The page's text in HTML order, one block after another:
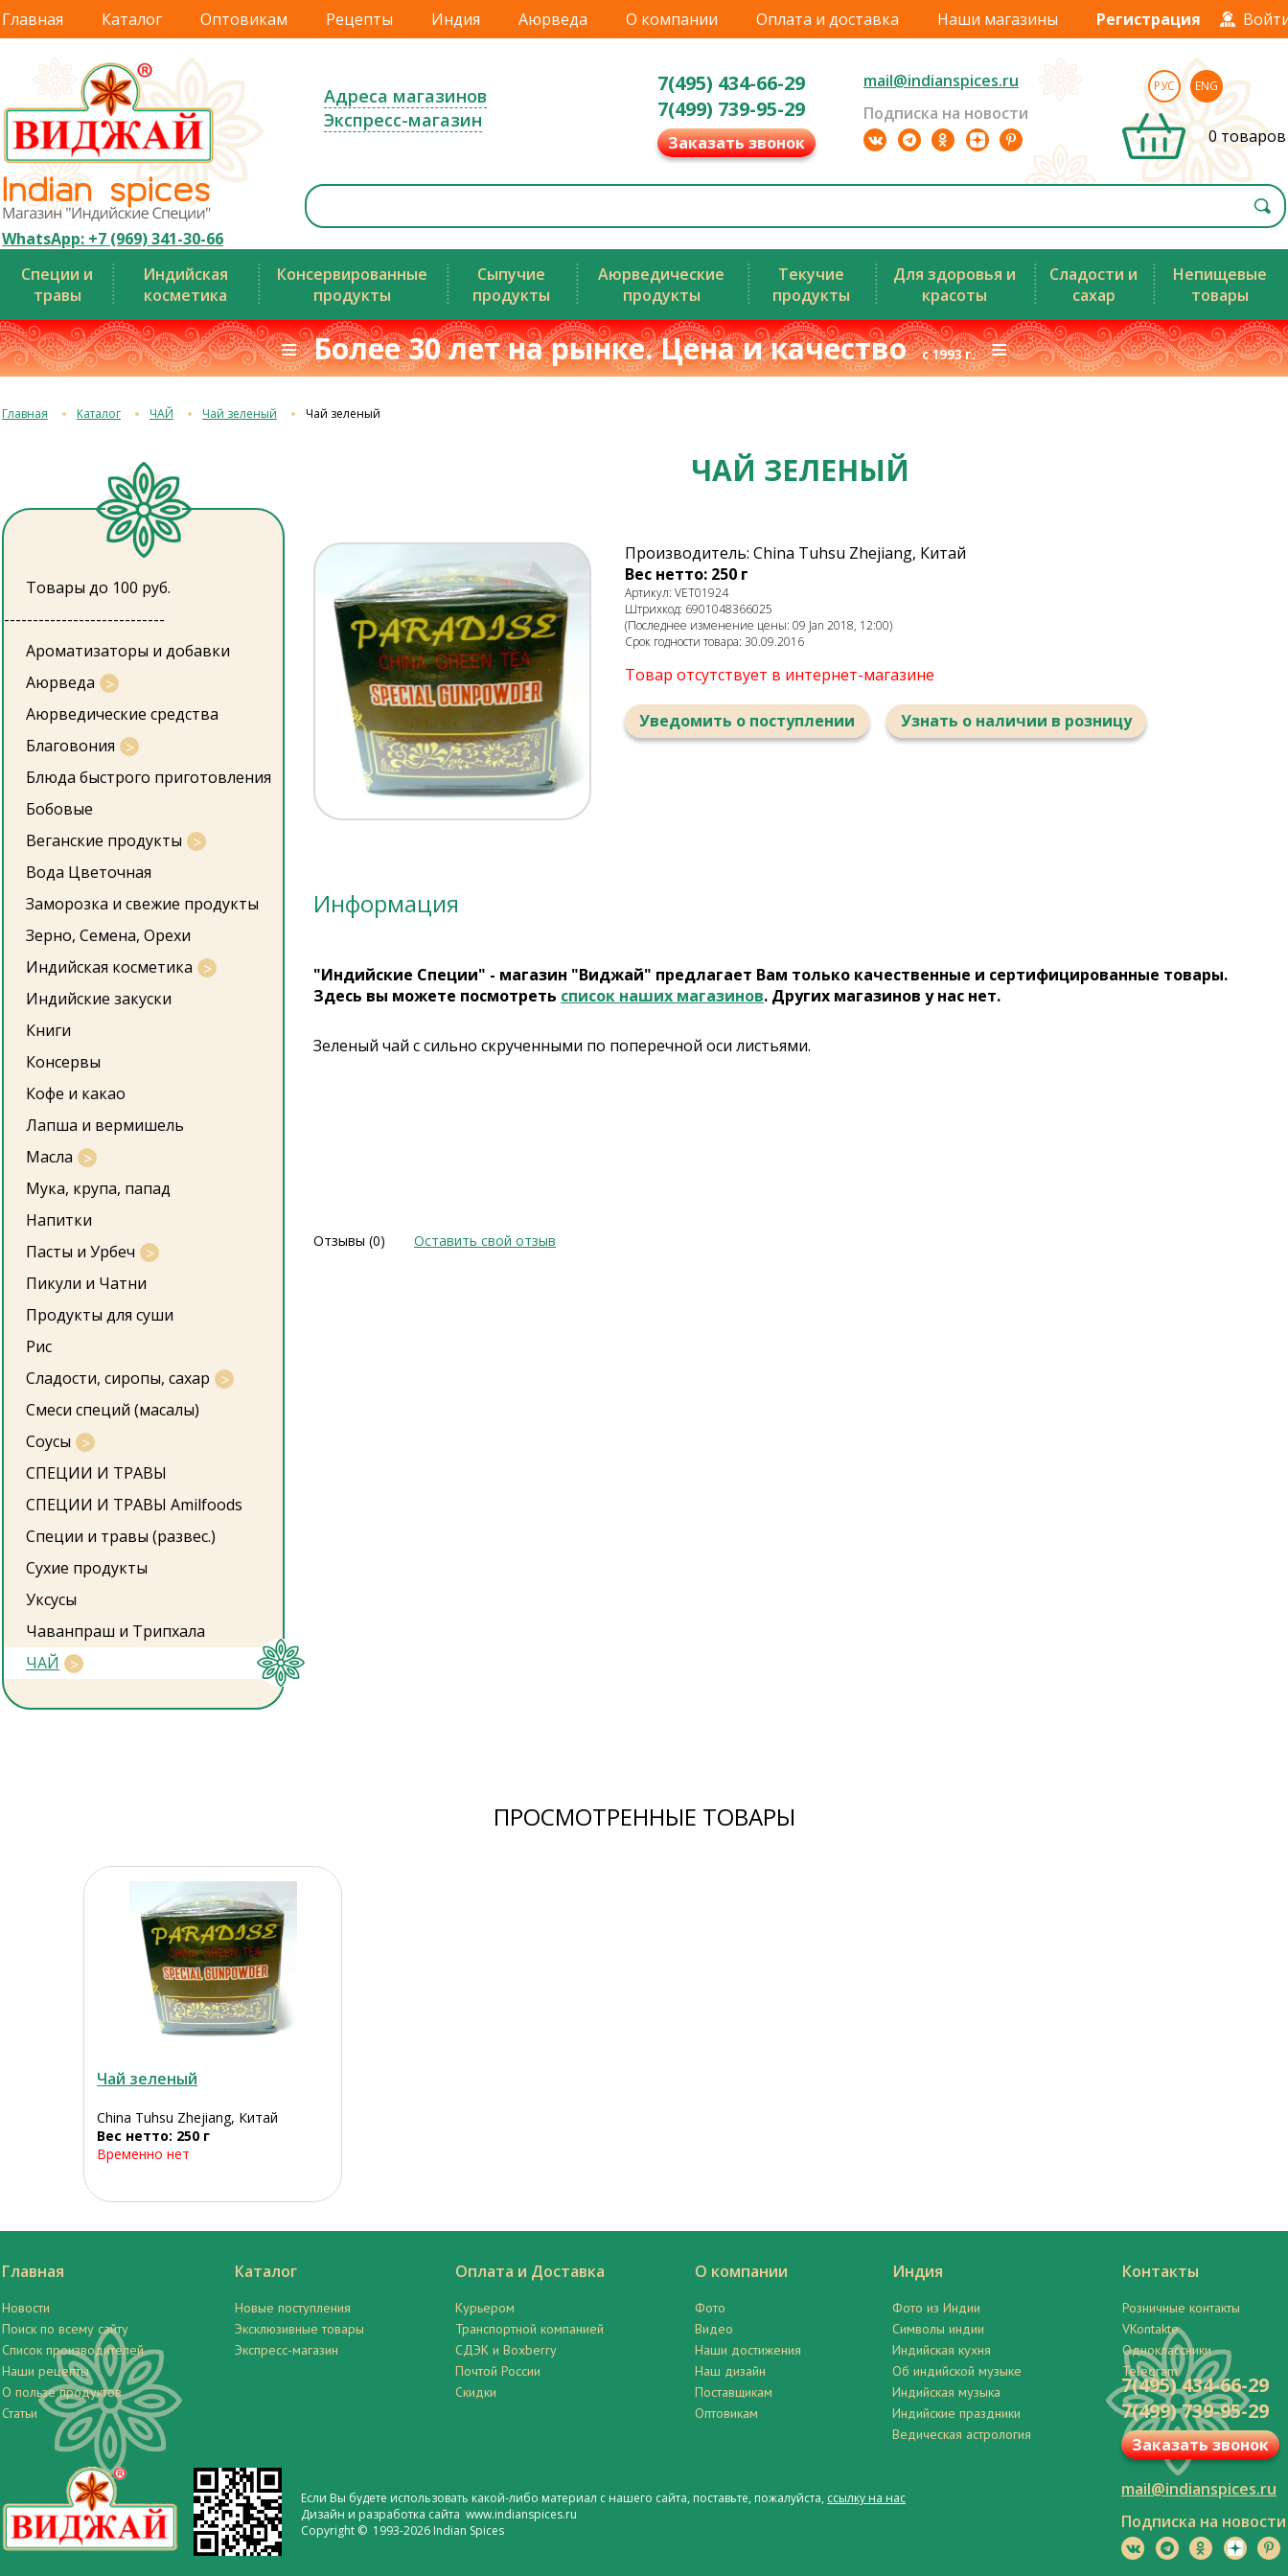
Главная Каталог Оптовикам Рецепты Индия Аюрведа О компании Оплата и доставка Наши магазины Регистрация
WhatsApp: +7 (969) 341-30-66
Адреса магазинов
Экспресс-магазин
7(495) 434-66-29
7(499) 739-95-29
Заказать звонок
mail@indianspices.ru
Подписка на новости
РУС ENG
0 товаров
Специи и
травы
Индийская
косметика
Консервированные
продукты
Сыпучие
продукты
Аюрведические
продукты
Текучие
продукты
Для здоровья и
красоты
Сладости и
сахар
Непищевые
товары
≡ Более 30 лет на рынке. Цена и качествос 1993 г.≡
Главная Каталог ЧАЙ Чай зеленый Чай зеленый
Товары до 100 руб.
----------------------------
Ароматизаторы и добавки
Аюрведа
Аюрведические средства
Благовония
Блюда быстрого приготовления
Бобовые
Веганские продукты
Вода Цветочная
Заморозка и свежие продукты
Зерно, Семена, Орехи
Индийская косметика
Индийские закуски
Книги
Консервы
Кофе и какао
Лапша и вермишель
Масла
Мука, крупа, папад
Напитки
Пасты и Урбеч
Пикули и Чатни
Продукты для суши
Рис
Сладости, сиропы, сахар
Смеси специй (масалы)
Соусы
СПЕЦИИ И ТРАВЫ
СПЕЦИИ И ТРАВЫ Amilfoods
Специи и травы (развес.)
Сухие продукты
Уксусы
Чаванпраш и Трипхала
ЧАЙ
ЧАЙ ЗЕЛЕНЫЙ
Производитель: China Tuhsu Zhejiang, Китай
Вес нетто: 250 г
Артикул: VET01924
Штрихкод: 6901048366025
(Последнее изменение цены: 09 Jan 2018, 12:00)
Срок годности товара: 30.09.2016
Товар отсутствует в интернет-магазине
Уведомить о поступлении Узнать о наличии в розницу
Информация
"Индийские Специи" - магазин "Виджай" предлагает Вам только качественные и сертифицированные товары.
Здесь вы можете посмотреть список наших магазинов. Других магазинов у нас нет.
Зеленый чай с сильно скрученными по поперечной оси листьями.
Отзывы (0) Оставить свой отзыв
ПРОСМОТРЕННЫЕ ТОВАРЫ
Чай зеленый
China Tuhsu Zhejiang, Китай
Вес нетто: 250 г
Временно нет
Главная
Новости
Поиск по всему сайту
Список производителей
Наши рецепты
О пользе продуктов
Статьи
Каталог
Новые поступления
Эксклюзивные товары
Экспресс-магазин
Оплата и Доставка
Курьером
Транспортной компанией
СДЭК и Boxberry
Почтой России
Скидки
О компании
Фото
Видео
Наши достижения
Наш дизайн
Поставщикам
Оптовикам
Индия
Фото из Индии
Символы индии
Индийская кухня
Об индийской музыке
Индийская музыка
Индийские праздники
Ведическая астрология
Контакты
Розничные контакты
VKontakte
Одноклассники
Telegram
Если Вы будете использовать какой-либо материал с нашего сайта, поставьте, пожалуйста, ссылку на нас
Дизайн и разработка сайта www.indianspices.ru
Copyright © 1993-2026 Indian Spices
7(495) 434-66-29
7(499) 739-95-29
Заказать звонок
mail@indianspices.ru
Подписка на новости